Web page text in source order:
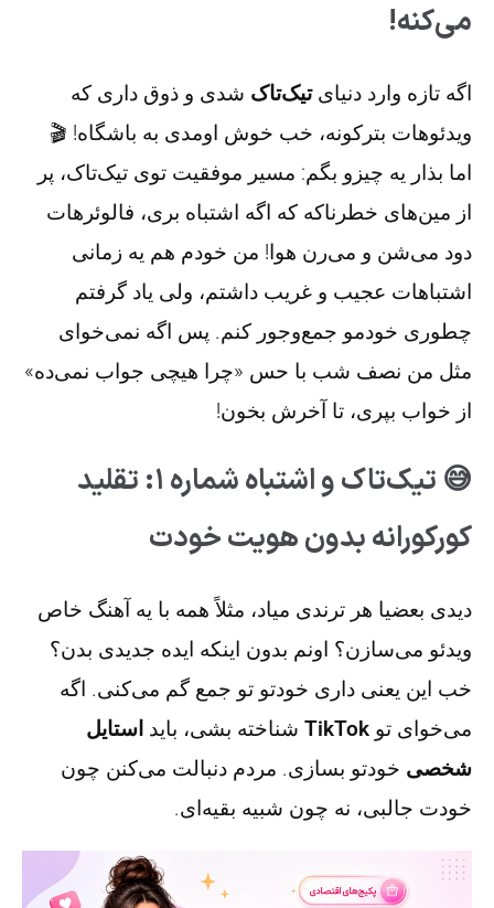
می‌کنه!
اگه تازه وارد دنیایتیک‌تاک شدی و ذوق داری که
ویدئو‌هات بترکونه، خب خوش اومدی به باشگاه! 🎬
اما بذار یه چیزو بگم: مسیر موفقیت توی تیک‌تاک، پر
از مین‌های خطرناکه که اگه اشتباه بری، فالوئر‌هات
دود می‌شن و می‌رن هوا! من خودم هم یه زمانی
اشتباهات عجیب و غریب داشتم، ولی یاد گرفتم
چطوری خودمو جمع‌وجور کنم. پس اگه نمی‌خوای
مثل من نصف شب با حس «چرا هیچی جواب نمی‌ده»
از خواب بپری، تا آخرش بخون!
😅 تیک‌تاک و اشتباه شماره ۱: تقلید
کورکورانه بدون هویت خودت
دیدی بعضیا هر ترندی میاد، مثلاً همه با یه آهنگ خاص
ویدئو می‌سازن؟ اونم بدون اینکه ایده جدیدی بدن؟
خب این یعنی داری خودتو تو جمع گم می‌کنی. اگه
می‌خوای تو TikTok شناخته بشی، باید استایل
شخصی خودتو بسازی. مردم دنبالت می‌کنن چون
خودت جالبی، نه چون شبیه بقیه‌ای.